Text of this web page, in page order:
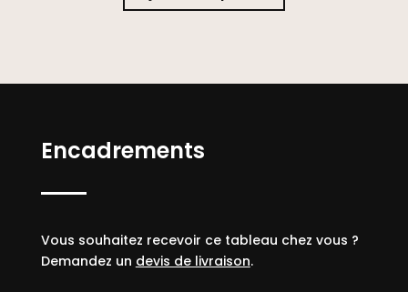
Encadrements
Vous souhaitez recevoir ce tableau chez vous ?
Demandez un devis de livraison.